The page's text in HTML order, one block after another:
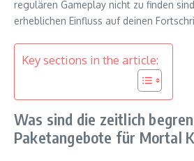
regulären Gameplay nicht zu finden
erheblichen Einfluss auf deinen
Key sections in the article:
Was sind die zeitlich
Paketangebote für Mortal